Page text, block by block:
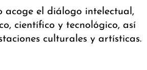
acoge el diálogo intelectual,
científico y tecnológico, así
culturales y artísticas.